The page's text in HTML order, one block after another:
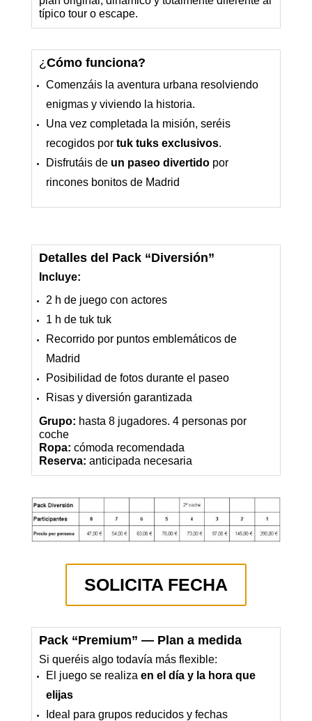
típico tour o escape.
¿Cómo funciona?
Comenzáis la aventura urbana resolviendo
enigmas y viviendo la historia.
Una vez completada la misión, seréis
recogidos por tuk tuks exclusivos.
Disfrutáis de un paseo divertidopor
rincones bonitos de Madrid
Detalles del Pack “Diversión”
Incluye:
2 h de juego con actores
1 h de tuk tuk
Recorrido por puntos emblemáticos de
Madrid
Posibilidad de fotos durante el paseo
Risas y diversión garantizada
Grupo: hasta 8 jugadores. 4 personas por
coche
Ropa: cómoda recomendada
Reserva: anticipada necesaria
SOLICITA FECHA
Pack “Premium” — Plan a medida
Si queréis algo todavía más flexible:
El juego se realiza en el día y la hora que
elijas
Ideal para grupos reducidos y fechas